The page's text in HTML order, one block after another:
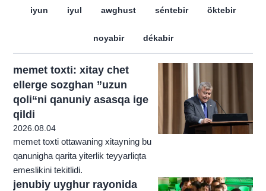
iyun iyul awghust séntebir öktebir
noyabir dékabir
memet toxti: xitay chet
ellerge sozghan ”uzun
qoli“ni qanuniy asasqa ige
qildi
2026.08.04
memet toxti ottawaning xitayning bu
qanunigha qarita yiterlik teyyarliqta
emeslikini tekitlidi.
jenubiy uyghur rayonida